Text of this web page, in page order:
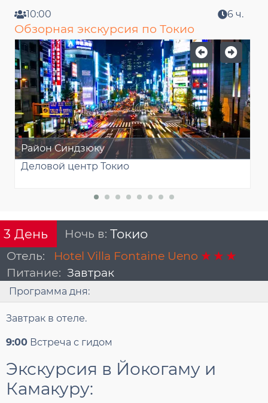
10:00 6 ч.
Обзорная экскурсия по Токио
Район Синдзюку
Деловой центр Токио
3 День Ночь в: Токио
Отель:
Hotel Villa Fontaine Ueno
Питание: Завтрак
Программа дня:
Завтрак в отеле.
9:00 Встреча с гидом
Экскурсия в Йокогаму и
Камакуру: